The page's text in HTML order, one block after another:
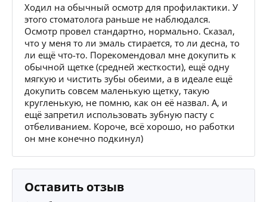
Ходил на обычный осмотр для профилактики. У
этого стоматолога раньше не наблюдался.
Осмотр провел стандартно, нормально. Сказал,
что у меня то ли эмаль стирается, то ли десна, то
ли ещё что-то. Порекомендовал мне докупить к
обычной щетке (средней жесткости), ещё одну
мягкую и чистить зубы обеими, а в идеале ещё
докупить совсем маленькую щетку, такую
кругленькую, не помню, как он её назвал. А, и
ещё запретил использовать зубную пасту с
отбеливанием. Короче, всё хорошо, но работки
он мне конечно подкинул)
Оставить отзыв